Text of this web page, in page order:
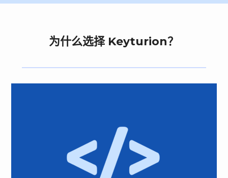
为什么选择 Keyturion？